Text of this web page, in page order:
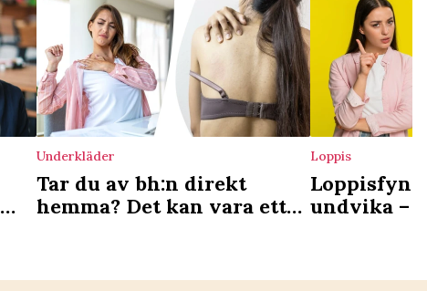
Underkläder
Tar du av bh:n direkt
hemma? Det kan vara ett
Loppis
undvika –